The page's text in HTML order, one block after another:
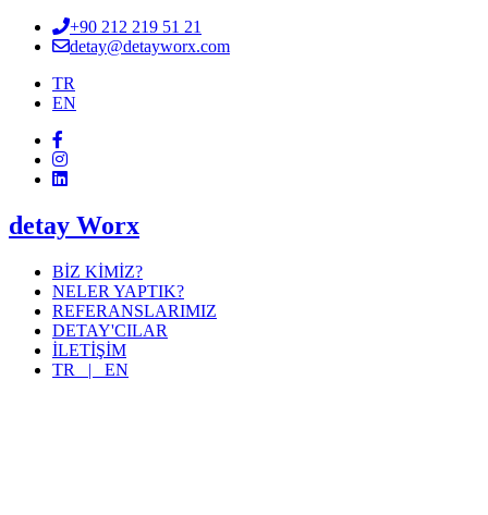
+90 212 219 51 21
detay@detayworx.com
TR
EN
detay Worx
BİZ KİMİZ?
NELER YAPTIK?
REFERANSLARIMIZ
DETAY'CILAR
İLETİŞİM
TR | EN